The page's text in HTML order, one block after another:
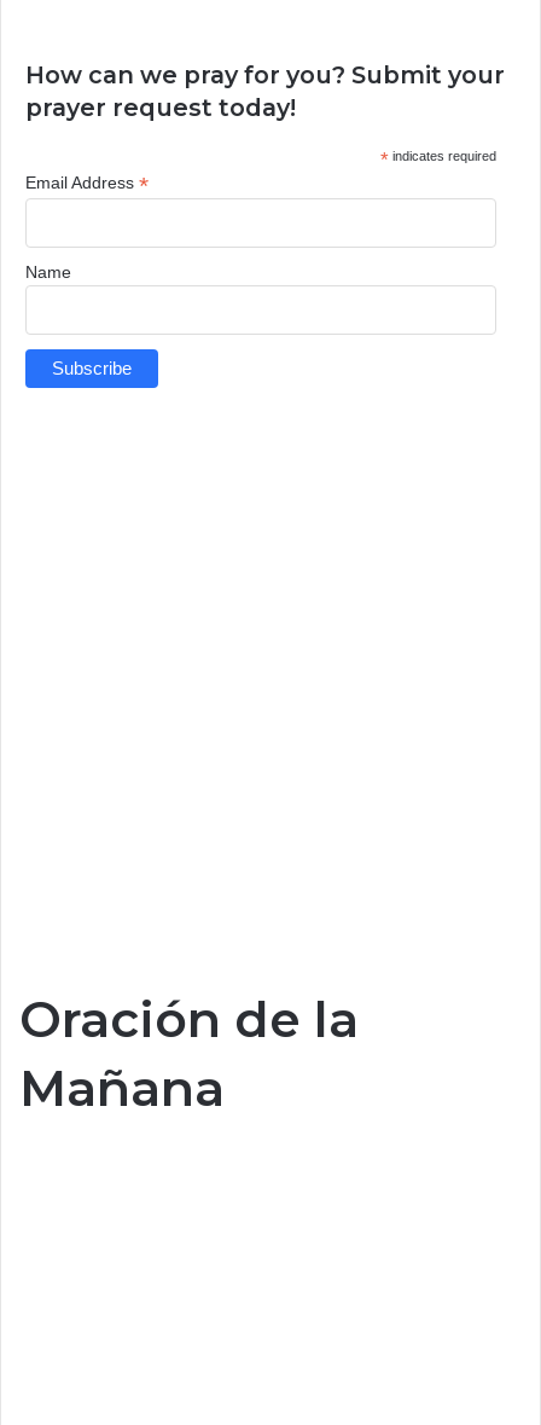
How can we pray for you? Submit your
prayer request today!
*indicates required
Email Address *
Name
Oración de la
Mañana